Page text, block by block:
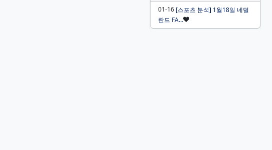
01-16 [스포츠 분석] 1월18일 네덜
란드 FA…
인기글